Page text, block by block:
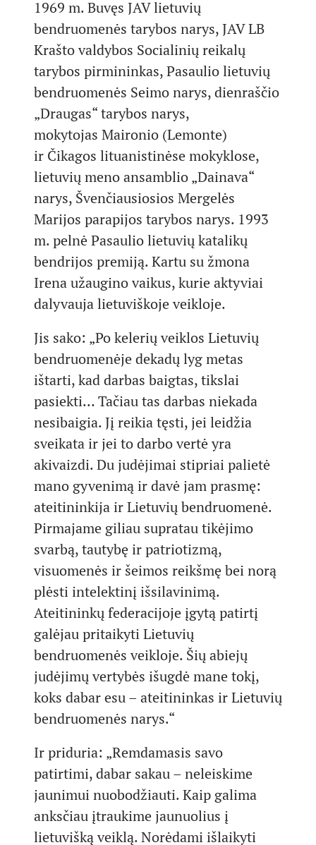
1969 m. Buvęs JAV lietuvių
bendruomenės tarybos narys, JAV LB
Krašto valdybos Socialinių reikalų
tarybos pirmininkas, Pasaulio lietuvių
bendruomenės Seimo narys, dienraščio
„Draugas“ tarybos narys,
mokytojas Maironio (Lemonte)
ir Čikagos lituanistinėse mokyklose,
lietuvių meno ansamblio „Dainava“
narys, Švenčiausiosios Mergelės
Marijos parapijos tarybos narys. 1993
m. pelnė Pasaulio lietuvių katalikų
bendrijos premiją. Kartu su žmona
Irena užaugino vaikus, kurie aktyviai
dalyvauja lietuviškoje veikloje.
Jis sako: „Po kelerių veiklos Lietuvių
bendruomenėje dekadų lyg metas
ištarti, kad darbas baigtas, tikslai
pasiekti… Tačiau tas darbas niekada
nesibaigia. Jį reikia tęsti, jei leidžia
sveikata ir jei to darbo vertė yra
akivaizdi. Du judėjimai stipriai palietė
mano gyvenimą ir davė jam prasmę:
ateitininkija ir Lietuvių bendruomenė.
Pirmajame giliau supratau tikėjimo
svarbą, tautybę ir patriotizmą,
visuomenės ir šeimos reikšmę bei norą
plėsti intelektinį išsilavinimą.
Ateitininkų federacijoje įgytą patirtį
galėjau pritaikyti Lietuvių
bendruomenės veikloje. Šių abiejų
judėjimų vertybės išugdė mane tokį,
koks dabar esu – ateitininkas ir Lietuvių
bendruomenės narys.“
Ir priduria: „Remdamasis savo
patirtimi, dabar sakau – neleiskime
jaunimui nuobodžiauti. Kaip galima
anksčiau įtraukime jaunuolius į
lietuvišką veiklą. Norėdami išlaikyti